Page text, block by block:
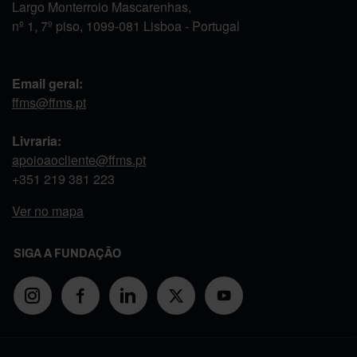
Largo Monterroio Mascarenhas,
nº 1, 7º piso, 1099-081 Lisboa - Portugal
Email geral:
ffms@ffms.pt
Livraria:
apoioaocliente@ffms.pt
+351 219 381 223
Ver no mapa
SIGA A FUNDAÇÃO